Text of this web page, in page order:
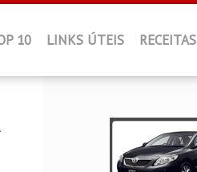
10 LINKS ÚTEIS RECEITAS